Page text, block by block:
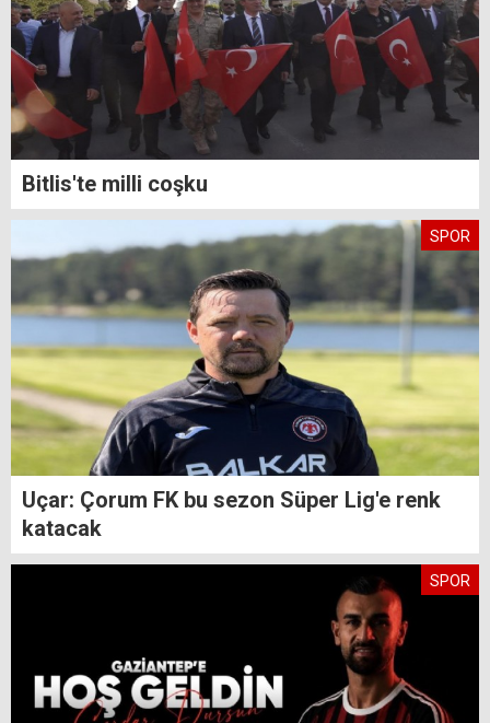
Bitlis'te milli coşku
SPOR
Uçar: Çorum FK bu sezon Süper Lig'e renk
katacak
SPOR